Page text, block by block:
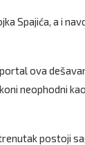
Spajića, a i
ova
neophodni
postoji